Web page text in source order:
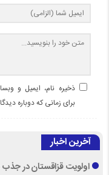
ذخیره نام، ایمیل و
برای زمانی که دوباره
آخرین اخبار
اولویت قزاقستان در جذب